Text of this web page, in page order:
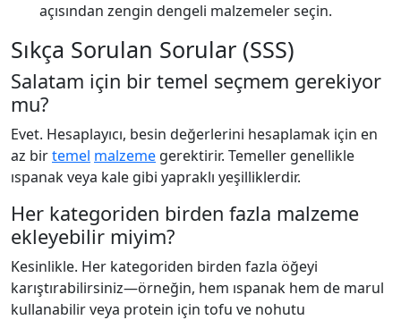
açısından zengin dengeli malzemeler seçin.
Sıkça Sorulan Sorular (SSS)
Salatam için bir temel seçmem gerekiyor
mu?
Evet. Hesaplayıcı, besin değerlerini hesaplamak için en
az birtemel malzeme gerektirir. Temeller genellikle
ıspanak veya kale gibi yapraklı yeşilliklerdir.
Her kategoriden birden fazla malzeme
ekleyebilir miyim?
Kesinlikle. Her kategoriden birden fazla öğeyi
karıştırabilirsiniz—örneğin, hem ıspanak hem de marul
kullanabilir veya protein için tofu ve nohutu